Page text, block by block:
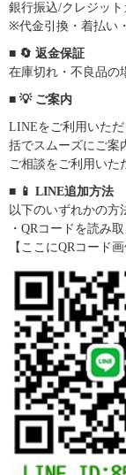
銀行振込/クレジット
※代金引換・着払い
■ 🔄 返金保証
在庫切れ・不良品の
■ 💡 ご案内
LINEをご利用いた
括でスムーズにご案
ご相談をご利用いた
■ 📱 LINE追加方法
以下のいずれかの方
・QRコードを読み
【ここにQRコード画